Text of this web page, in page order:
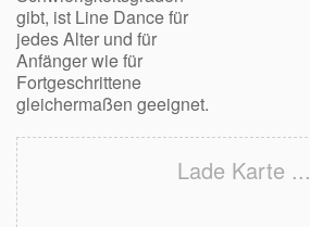
gibt, ist Line Dance für
jedes Alter und für
Anfänger wie für
Fortgeschrittene
gleichermaßen geeignet.
Lade Karte ...